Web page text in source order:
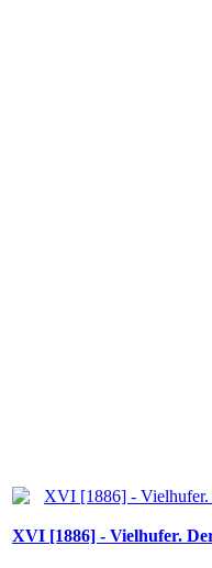
XVI [1886] - Vielhufer.